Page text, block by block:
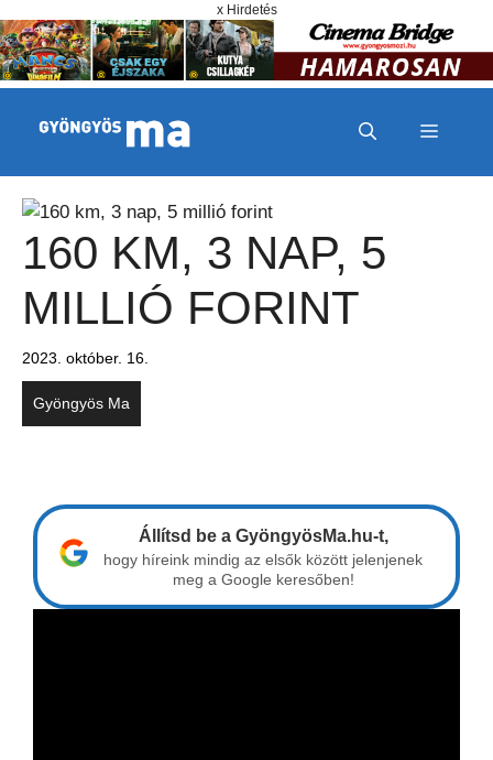
x Hirdetés
MENÜ
160 KM, 3 NAP, 5
MILLIÓ FORINT
2023. október. 16.
Gyöngyös Ma
Állítsd be a GyöngyösMa.hu-t,
hogy híreink mindig az elsők között jelenjenek
meg a Google keresőben!